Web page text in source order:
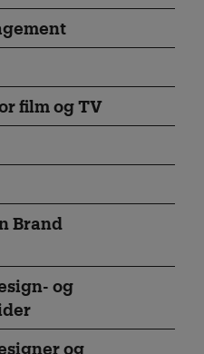
film og TV
Brand
og
og